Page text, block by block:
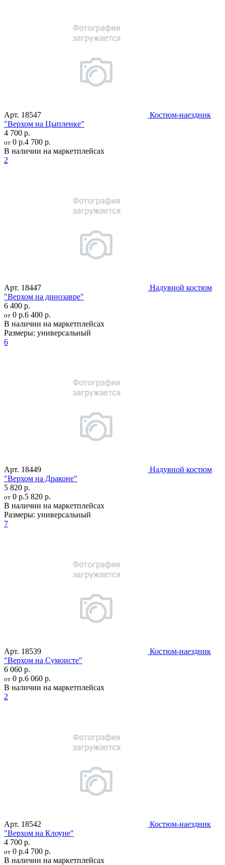
Арт. 18547
Костюм-наездник
"Верхом на Цыпленке"
4 700 р.
от 0 р.4 700 р.
В наличии на маркетплейсах
2
Арт. 18447
Надувной костюм
"Верхом на динозавре"
6 400 р.
от 0 р.6 400 р.
В наличии на маркетплейсах
Размеры: универсальный
6
Арт. 18449
Надувной костюм
"Верхом на Драконе"
5 820 р.
от 0 р.5 820 р.
В наличии на маркетплейсах
Размеры: универсальный
7
Арт. 18539
Костюм-наездник
"Верхом на Сумоисте"
6 060 р.
от 0 р.6 060 р.
В наличии на маркетплейсах
2
Арт. 18542
Костюм-наездник
"Верхом на Клоуне"
4 700 р.
от 0 р.4 700 р.
В наличии на маркетплейсах